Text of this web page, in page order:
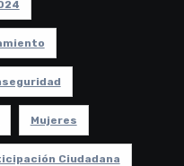
Mujeres
Ciudadana